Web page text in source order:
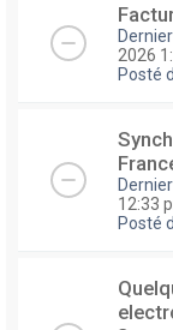
2026
Posté
12:33
Posté